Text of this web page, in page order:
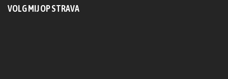
VOLG MIJ OP STRAVA